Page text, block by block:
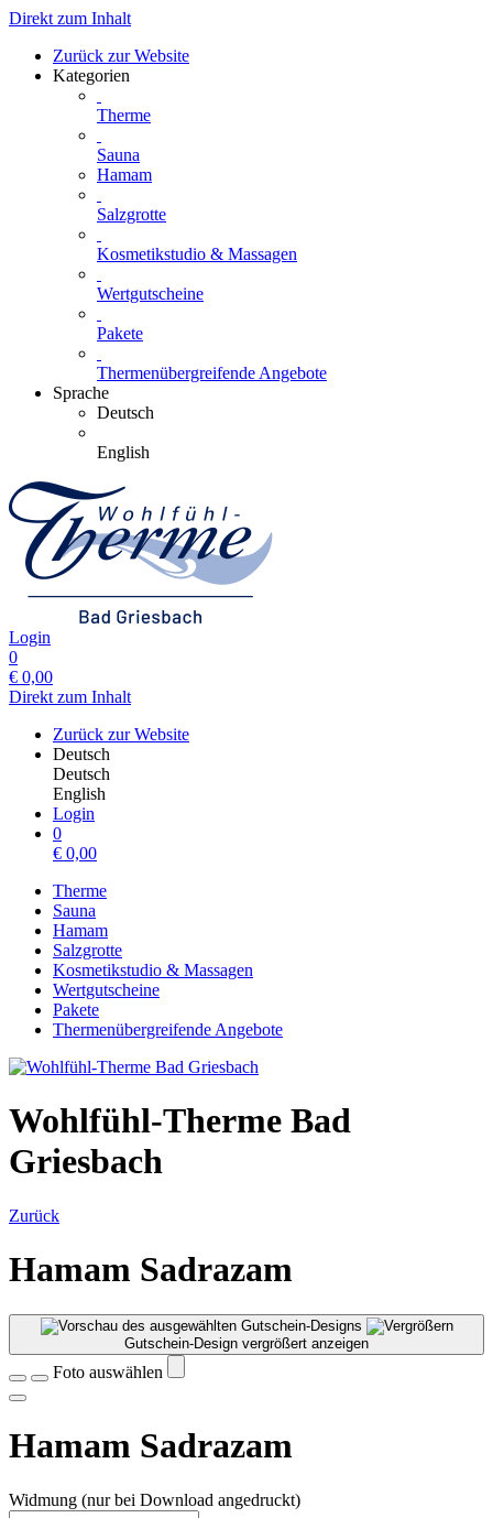
Direkt zum Inhalt
Zurück zur Website
Kategorien
Therme
Sauna
Hamam
Salzgrotte
Kosmetikstudio & Massagen
Wertgutscheine
Pakete
Thermenübergreifende Angebote
Sprache
Deutsch
English
Login
0
€ 0,00
Direkt zum Inhalt
Zurück zur Website
Deutsch
Deutsch
English
Login
0
€ 0,00
Therme
Sauna
Hamam
Salzgrotte
Kosmetikstudio & Massagen
Wertgutscheine
Pakete
Thermenübergreifende Angebote
Wohlfühl-Therme Bad
Griesbach
Zurück
Hamam Sadrazam
Gutschein-Design vergrößert anzeigen
Foto auswählen
Hamam Sadrazam
Widmung (nur bei Download angedruckt)